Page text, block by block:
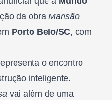
da obra Mansão
Porto Belo/SC, com
o encontro
inteligente.
vai além de uma